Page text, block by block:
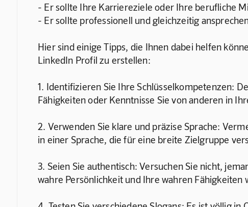
- Er sollte Ihre Karriereziele oder Ihre berufliche
- Er sollte professionell und gleichzeitig
Hier sind einige Tipps, die Ihnen dabei helfen
LinkedIn Profil zu erstellen:
1. Identifizieren Sie Ihre Schlüsselkompetenzen:
Fähigkeiten oder Kenntnisse Sie von anderen in
2. Verwenden Sie klare und präzise Sprache:
in einer Sprache, die für eine breite Zielgruppe
3. Seien Sie authentisch: Versuchen Sie nicht,
wahre Persönlichkeit und Ihre wahren Fähigkeiten